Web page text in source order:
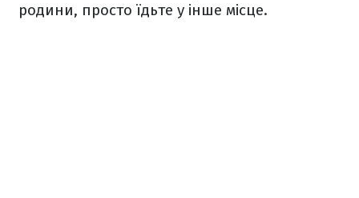
родини, просто їдьте у інше місце.